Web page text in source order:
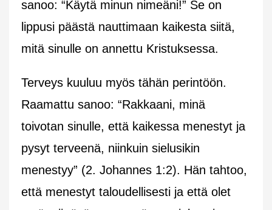
sanoo: “Käytä minun nimeäni!” Se on
lippusi päästä nauttimaan kaikesta siitä,
mitä sinulle on annettu Kristuksessa.
Terveys kuuluu myös tähän perintöön.
Raamattu sanoo: “Rakkaani, minä
toivotan sinulle, että kaikessa menestyt ja
pysyt terveenä, niinkuin sielusikin
menestyy” (2. Johannes 1:2). Hän tahtoo,
että menestyt taloudellisesti ja että olet